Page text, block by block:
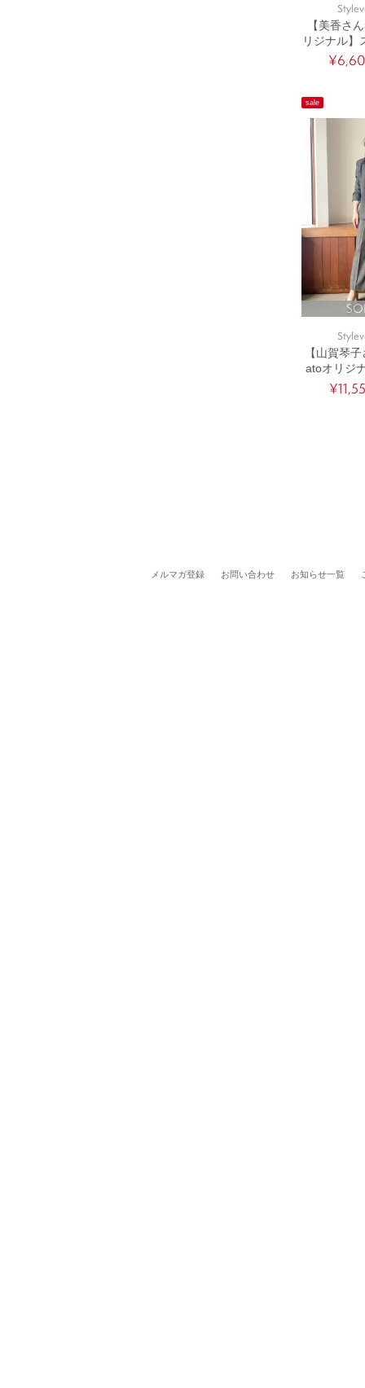
【美香さ
リジナル】
sale
【山賀琴
atoオリジ
ンツ(セ
メルマガ登録 お問い合わせ お知らせ一覧